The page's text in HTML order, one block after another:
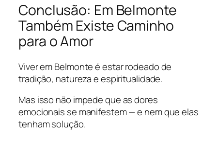
Conclusão: Em Belmonte
Também Existe Caminho
para o Amor
Viver em Belmonte é estar rodeado de
tradição, natureza e espiritualidade.
Mas isso não impede que as dores
emocionais se manifestem — e nem que elas
tenham solução.